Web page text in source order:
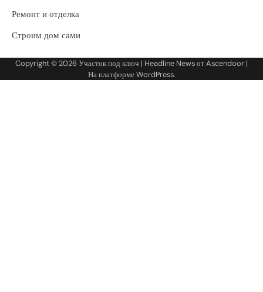
Ремонт и отделка
Строим дом сами
Copyright © 2026Участок под ключ | Headline News отAscendoor |
На платформеWordPress.